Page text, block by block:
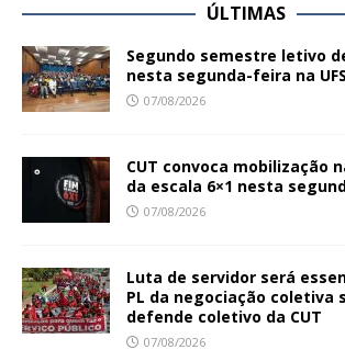
ÚLTIMAS
Segundo semestre letivo
nesta segunda-feira na
07/08/2026
CUT convoca mobilização
da escala 6×1 nesta
07/08/2026
Luta de servidor será
PL da negociação coletiva
defende coletivo da CUT
07/08/2026